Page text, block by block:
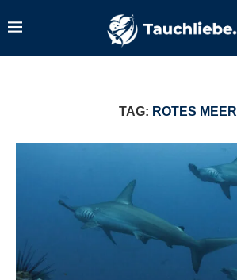
TAG: ROTES MEER